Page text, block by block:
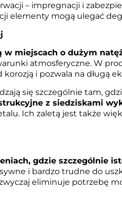
– impregnacji i
elementy mogą ulegać
w miejscach o dużym
atmosferyczne. W
korozją i pozwala na
się szczególnie tam,
z siedziskami
Ich zaletą jest także
gdzie szczególnie
i bardzo trudne do
eliminuje potrzebę